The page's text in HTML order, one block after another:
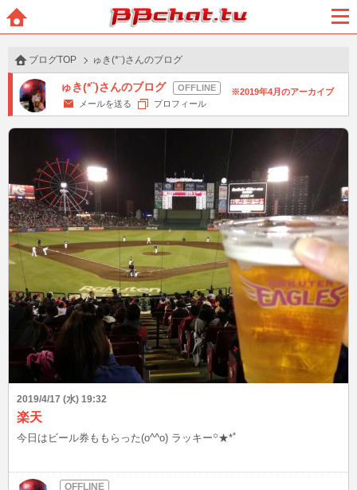
BBchatTV
ブログTOP ゅき(*¨)さんのブログ
ゅき(*¨)さんのブログ
2019年4月のアーカイブ
メールを送る
プロフィール
2019/4/17 (水) 19:32
楽天
今日はビール券ももらった(o^^o) ラッキー꙳★*ﾟ